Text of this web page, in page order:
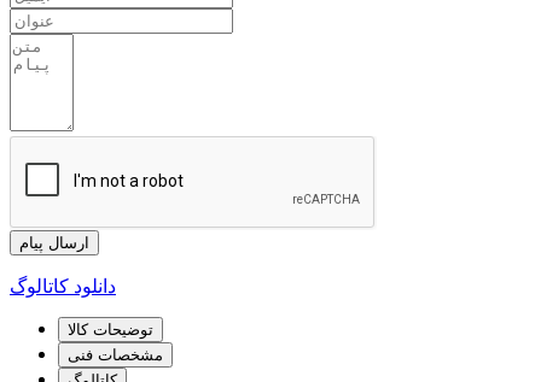
ارسال پیام
دانلود کاتالوگ
توضیحات کالا
مشخصات فنی